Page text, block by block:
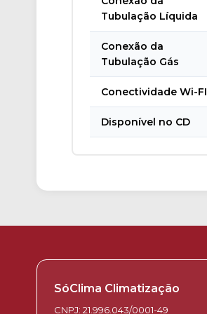
Tubulação Líquida
Conexão da
Tubulação Gás
Conectividade Wi-FI
Disponível no CD
SóClima Climatização
CNPJ: 21.996.043/0001-49